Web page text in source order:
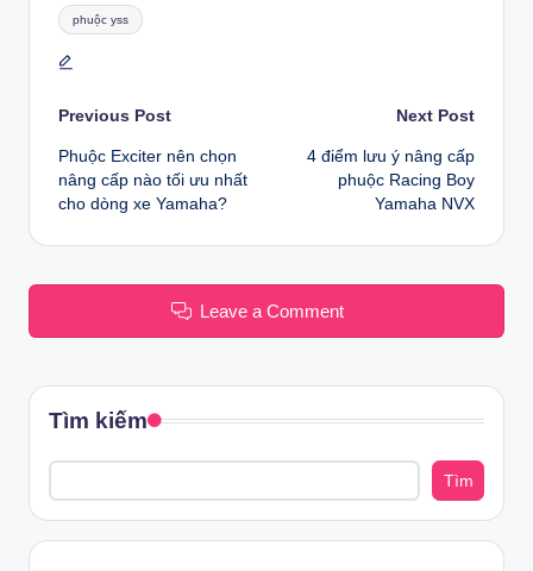
Tags:
phuộc yss
Post
navigation
Previous Post
Phuộc Exciter nên chọn
nâng cấp nào tối ưu nhất
cho dòng xe Yamaha?
Next Post
4 điểm lưu ý nâng cấp
phuộc Racing Boy
Yamaha NVX
Leave a Comment
Tìm kiếm
Tìm